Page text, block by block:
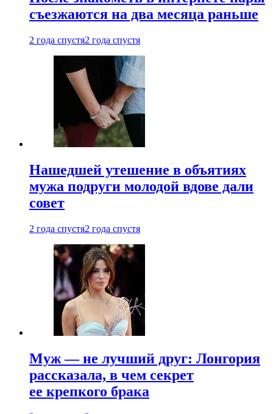
съезжаются на два месяца раньше
2 года спустя2 года спустя
Нашедшей утешение в объятиях
мужа подруги молодой вдове дали
совет
2 года спустя2 года спустя
Муж — не лучший друг: Лонгория
рассказала, в чем секрет
ее крепкого брака